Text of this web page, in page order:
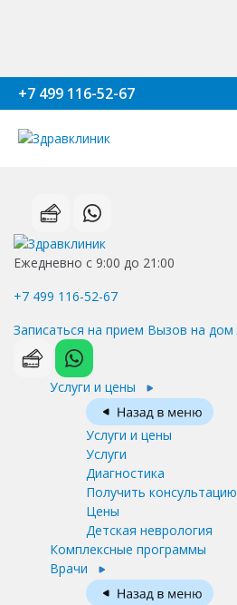
+7 499 116-52-67
Ежедневно с 9:00 до 21:00
+7 499 116-52-67
Записаться на прием Вызов на дом
Услуги и цены
Услуги и цены
Услуги
Диагностика
Получить консультацию
Цены
Детская неврология
Комплексные программы
Врачи